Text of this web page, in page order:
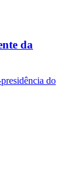
da
do